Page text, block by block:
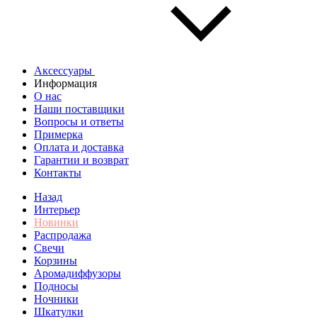
Аксессуары
Информация
О нас
Наши поставщики
Вопросы и ответы
Примерка
Оплата и доставка
Гарантии и возврат
Контакты
Назад
Интерьер
Новинки
Распродажа
Свечи
Корзины
Аромадиффузоры
Подносы
Ночники
Шкатулки